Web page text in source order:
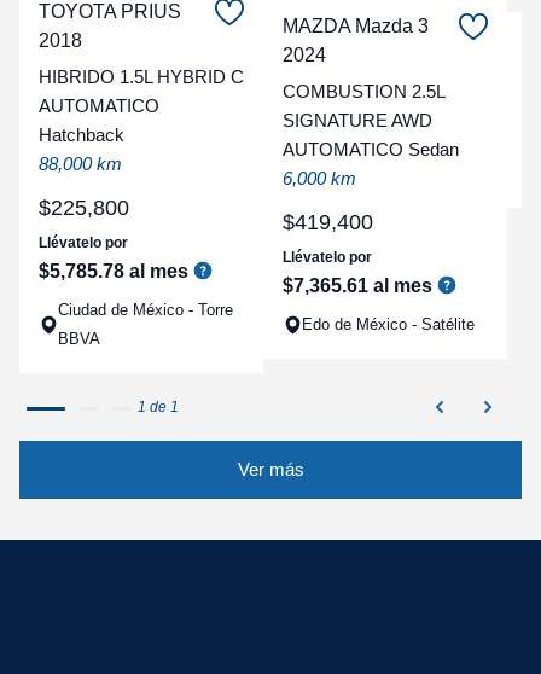
TOYOTA PRIUS
2018
HIBRIDO 1.5L HYBRID C
AUTOMATICO
Hatchback
88,000 km
$225,800
Llévatelo por
$5,785.78 al mes
Ciudad de México - Torre
BBVA
MAZDA Mazda 3
2024
COMBUSTION 2.5L
SIGNATURE AWD
AUTOMATICO Sedan
6,000 km
$419,400
Llévatelo por
$7,365.61 al mes
Edo de México - Satélite
1 de 1
Ver más